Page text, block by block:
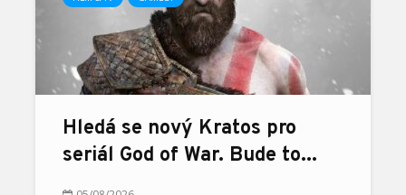
Hledá se nový Kratos pro
seriál God of War. Bude to...